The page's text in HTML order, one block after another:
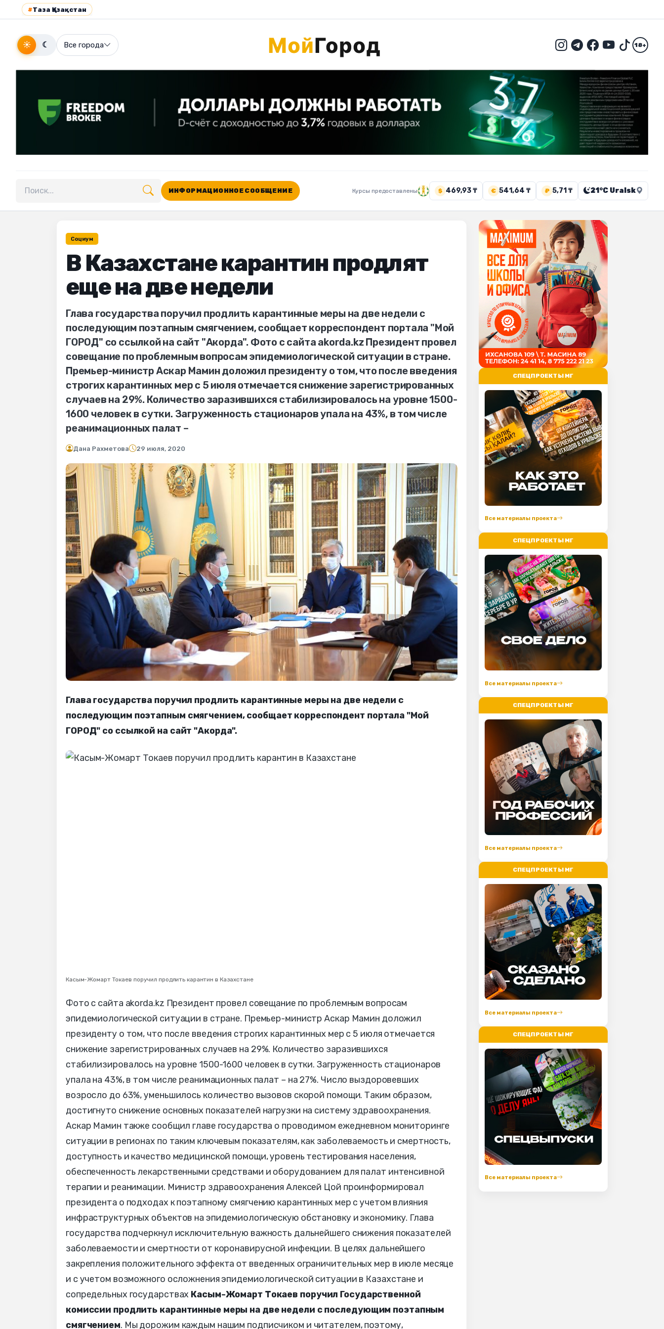
#Таза Қазақстан
☀ ☾ Все города 18+
Поиск по сайту
ИНФОРМАЦИОННОЕ СООБЩЕНИЕ Курсы предоставлены $ 469,93 ₸ € 541,64 ₸ ₽ 5,71 ₸ 21°C Uralsk
Социум
В Казахстане карантин продлят
еще на две недели
Глава государства поручил продлить карантинные меры на две недели с
последующим поэтапным смягчением, сообщает корреспондент портала "Мой
ГОРОД" со ссылкой на сайт "Акорда". Фото с сайта akorda.kz Президент провел
совещание по проблемным вопросам эпидемиологической ситуации в стране.
Премьер-министр Аскар Мамин доложил президенту о том, что после введения
строгих карантинных мер с 5 июля отмечается снижение зарегистрированных
случаев на 29%. Количество заразившихся стабилизировалось на уровне 1500-
1600 человек в сутки. Загруженность стационаров упала на 43%, в том числе
реанимационных палат –
Дана Рахметова 29 июля, 2020
Глава государства поручил продлить карантинные меры на две недели с
последующим поэтапным смягчением, сообщает корреспондент портала "Мой
ГОРОД" со ссылкой на сайт "Акорда".
Касым-Жомарт Токаев поручил продлить карантин в Казахстане
Фото с сайта akorda.kz Президент провел совещание по проблемным вопросам
эпидемиологической ситуации в стране. Премьер-министр Аскар Мамин доложил
президенту о том, что после введения строгих карантинных мер с 5 июля отмечается
снижение зарегистрированных случаев на 29%. Количество заразившихся
стабилизировалось на уровне 1500-1600 человек в сутки. Загруженность стационаров
упала на 43%, в том числе реанимационных палат – на 27%. Число выздоровевших
возросло до 63%, уменьшилось количество вызовов скорой помощи. Таким образом,
достигнуто снижение основных показателей нагрузки на систему здравоохранения.
Аскар Мамин также сообщил главе государства о проводимом ежедневном мониторинге
ситуации в регионах по таким ключевым показателям, как заболеваемость и смертность,
доступность и качество медицинской помощи, уровень тестирования населения,
обеспеченность лекарственными средствами и оборудованием для палат интенсивной
терапии и реанимации. Министр здравоохранения Алексей Цой проинформировал
президента о подходах к поэтапному смягчению карантинных мер с учетом влияния
инфраструктурных объектов на эпидемиологическую обстановку и экономику. Глава
государства подчеркнул исключительную важность дальнейшего снижения показателей
заболеваемости и смертности от коронавирусной инфекции. В целях дальнейшего
закрепления положительного эффекта от введенных ограничительных мер в июле месяце
и с учетом возможного осложнения эпидемиологической ситуации в Казахстане и
сопредельных государствах Касым-Жомарт Токаев поручил Государственной
комиссии продлить карантинные меры на две недели с последующим поэтапным
смягчением. Мы дорожим каждым нашим подписчиком и читателем, поэтому,
СПЕЦПРОЕКТЫ МГ
Все материалы проекта
СПЕЦПРОЕКТЫ МГ
Все материалы проекта
СПЕЦПРОЕКТЫ МГ
Все материалы проекта
СПЕЦПРОЕКТЫ МГ
Все материалы проекта
СПЕЦПРОЕКТЫ МГ
Все материалы проекта